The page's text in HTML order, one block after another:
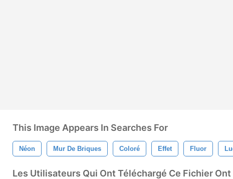
This Image Appears In Searches For
Néon Mur De Briques Coloré Effet Fluor
Les Utilisateurs Qui Ont Téléchargé Ce Fichier